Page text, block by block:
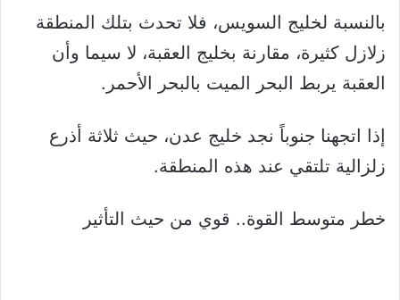
بالنسبة لخليج السويس، فلا تحدث بتلك المنطقة
زلازل كثيرة، مقارنة بخليج العقبة، لا سيما وأن
العقبة يربط البحر الميت بالبحر الأحمر.
إذا اتجهنا جنوباً نجد خليج عدن، حيث ثلاثة أذرع
زلزالية تلتقي عند هذه المنطقة.
خطر متوسط القوة.. قوي من حيث التأثير